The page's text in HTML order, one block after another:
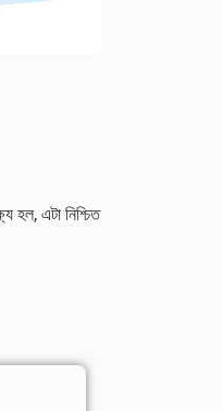
হল, এটা নিশ্চিত